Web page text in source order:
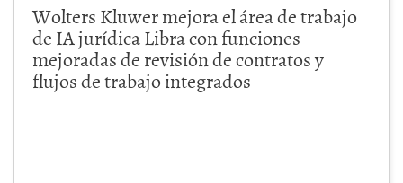
Wolters Kluwer mejora el área de trabajo
de IA jurídica Libra con funciones
mejoradas de revisión de contratos y
flujos de trabajo integrados